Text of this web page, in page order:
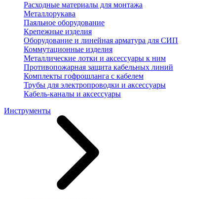
Расходные материалы для монтажа
Металлорукава
Паяльное оборудование
Крепежные изделия
Оборудование и линейная арматура для СИП
Коммутационные изделия
Металлические лотки и аксессуары к ним
Противопожарная защита кабельных линий
Комплекты гофрошланга с кабелем
Трубы для электропроводки и аксессуары
Кабель-каналы и аксессуары
Инструменты